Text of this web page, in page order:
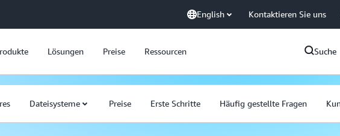
English Kontaktieren Sie uns
Lösungen Preise Ressourcen Suche
Dateisysteme Preise Erste Schritte Häufig gestellte Fragen